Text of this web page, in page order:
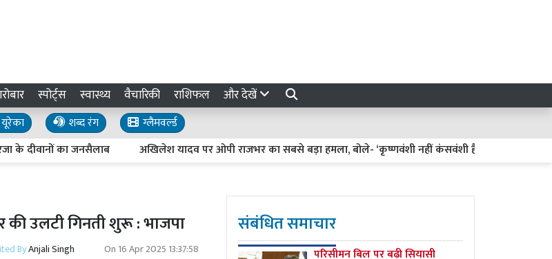
स्पोर्ट्स स्वास्थ्य वैचारिकी राशिफल और देखें
यूरेका शब्द रंग
ग्लैमवर्ल्ड
का जनसैलाब अखिलेश यादव पर ओपी राजभर का सबसे बड़ा हमला, बोले- ‘कृष्णवंशी नहीं कंसवंशी हैं’, PDA को बताया दिखावा
की उलटी गिनती शुरू : भाजपा
ByAnjali Singh On 16 Apr 2025 13:37:58
संबंधित समाचार
परिसीमन बिल पर बढ़ी सियासी